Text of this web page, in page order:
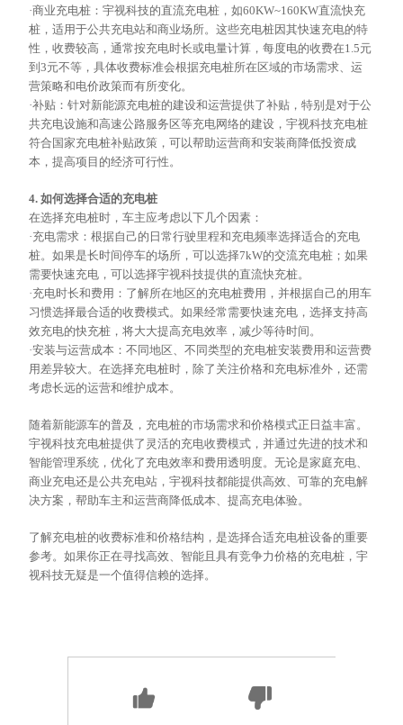
·商业充电桩：宇视科技的直流充电桩，如60KW~160KW直流快充
桩，适用于公共充电站和商业场所。这些充电桩因其快速充电的特
性，收费较高，通常按充电时长或电量计算，每度电的收费在1.5元
到3元不等，具体收费标准会根据充电桩所在区域的市场需求、运
营策略和电价政策而有所变化。
·补贴：针对新能源充电桩的建设和运营提供了补贴，特别是对于公
共充电设施和高速公路服务区等充电网络的建设，宇视科技充电桩
符合国家充电桩补贴政策，可以帮助运营商和安装商降低投资成
本，提高项目的经济可行性。
4. 如何选择合适的充电桩
在选择充电桩时，车主应考虑以下几个因素：
·充电需求：根据自己的日常行驶里程和充电频率选择适合的充电
桩。如果是长时间停车的场所，可以选择7kW的交流充电桩；如果
需要快速充电，可以选择宇视科技提供的直流快充桩。
·充电时长和费用：了解所在地区的充电桩费用，并根据自己的用车
习惯选择最合适的收费模式。如果经常需要快速充电，选择支持高
效充电的快充桩，将大大提高充电效率，减少等待时间。
·安装与运营成本：不同地区、不同类型的充电桩安装费用和运营费
用差异较大。在选择充电桩时，除了关注价格和充电标准外，还需
考虑长远的运营和维护成本。
随着新能源车的普及，充电桩的市场需求和价格模式正日益丰富。
宇视科技充电桩提供了灵活的充电收费模式，并通过先进的技术和
智能管理系统，优化了充电效率和费用透明度。无论是家庭充电、
商业充电还是公共充电站，宇视科技都能提供高效、可靠的充电解
决方案，帮助车主和运营商降低成本、提高充电体验。
了解充电桩的收费标准和价格结构，是选择合适充电桩设备的重要
参考。如果你正在寻找高效、智能且具有竞争力价格的充电桩，宇
视科技无疑是一个值得信赖的选择。